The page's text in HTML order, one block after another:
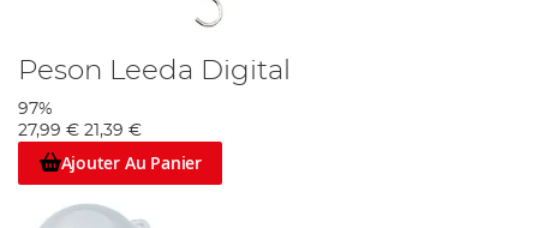
Peson Leeda Digital
97%
27,99 € 21,39 €
Ajouter Au Panier